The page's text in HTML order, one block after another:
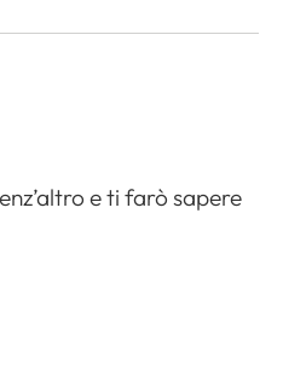
e ti farò sapere